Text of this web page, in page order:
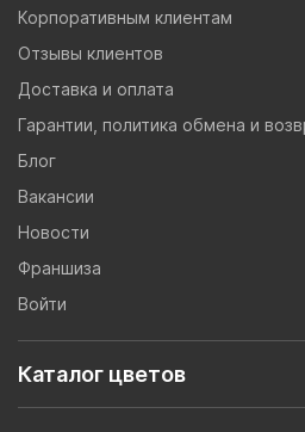
Корпоративным клиентам
Отзывы клиентов
Доставка и оплата
Гарантии, политика обмена и
Блог
Вакансии
Новости
Франшиза
Войти
Каталог цветов